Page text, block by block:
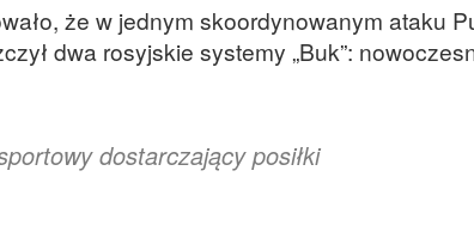
że w jednym skoordynowanym ataku
dwa rosyjskie systemy „Buk”:
dostarczający posiłki